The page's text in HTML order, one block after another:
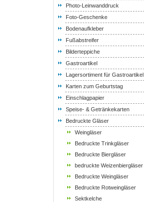
Photo-Leinwanddruck
Foto-Geschenke
Bodenaufkleber
Fußabstreifer
Bilderteppiche
Gastroartikel
Lagersortiment für Gastroartikel
Karten zum Geburtstag
Einschlagpapier
Speise- & Getränkekarten
Bedruckte Gläser
Weingläser
Bedruckte Trinkgläser
Bedruckte Biergläser
bedruckte Weizenbiergläser
Bedruckte Weingläser
Bedruckte Rotweingläser
Sektkelche